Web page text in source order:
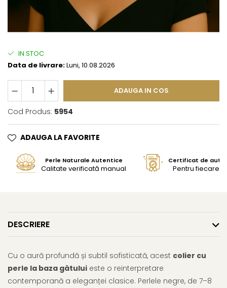
IN STOC
Data de livrare:Luni, 10.08.2026
ADAUGA IN COS
Cod Produs: 5954
ADAUGA LA FAVORITE
Perle Naturale Autentice
Calitate verificată manual
Certificat de
Pentru fiecare
DESCRIERE
Cu o aură profundă și subtil sofisticată, acest colier cu
perle la baza gâtului este o reinterpretare
contemporană a eleganței clasice. Perlele negre, de 7–8